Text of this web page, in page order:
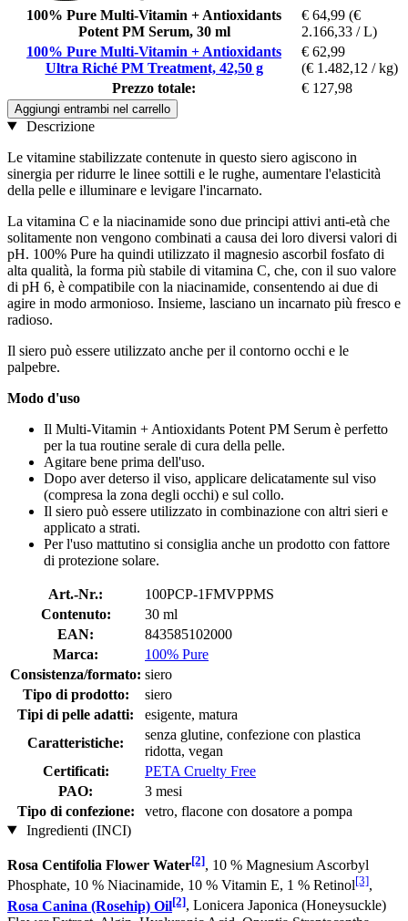
100% Pure Multi-Vitamin + Antioxidants
Potent PM Serum, 30 ml
€ 64,99 (€
2.166,33 / L)
100% Pure Multi-Vitamin + Antioxidants
Ultra Riché PM Treatment, 42,50 g
€ 62,99
(€ 1.482,12 / kg)
Prezzo totale:
€ 127,98
Aggiungi entrambi nel carrello
Descrizione
Le vitamine stabilizzate contenute in questo siero agiscono in
sinergia per ridurre le linee sottili e le rughe, aumentare l'elasticità
della pelle e illuminare e levigare l'incarnato.
La vitamina C e la niacinamide sono due principi attivi anti-età che
solitamente non vengono combinati a causa dei loro diversi valori di
pH. 100% Pure ha quindi utilizzato il magnesio ascorbil fosfato di
alta qualità, la forma più stabile di vitamina C, che, con il suo valore
di pH 6, è compatibile con la niacinamide, consentendo ai due di
agire in modo armonioso. Insieme, lasciano un incarnato più fresco e
radioso.
Il siero può essere utilizzato anche per il contorno occhi e le
palpebre.
Modo d'uso
Il Multi-Vitamin + Antioxidants Potent PM Serum è perfetto
per la tua routine serale di cura della pelle.
Agitare bene prima dell'uso.
Dopo aver deterso il viso, applicare delicatamente sul viso
(compresa la zona degli occhi) e sul collo.
Il siero può essere utilizzato in combinazione con altri sieri e
applicato a strati.
Per l'uso mattutino si consiglia anche un prodotto con fattore
di protezione solare.
Art.-Nr.:
100PCP-1FMVPPMS
Contenuto:
30 ml
EAN:
843585102000
Marca:
100% Pure
Consistenza/formato: siero
Tipo di prodotto:
siero
Tipi di pelle adatti:
esigente, matura
Caratteristiche:
senza glutine, confezione con plastica
ridotta, vegan
Certificati:
PETA Cruelty Free
PAO:
3 mesi
Tipo di confezione:
vetro, flacone con dosatore a pompa
Ingredienti (INCI)
Rosa Centifolia Flower Water[2], 10 % Magnesium Ascorbyl
Phosphate, 10 % Niacinamide, 10 % Vitamin E, 1 % Retinol[3],
Rosa Canina (Rosehip) Oil[2], Lonicera Japonica (Honeysuckle)